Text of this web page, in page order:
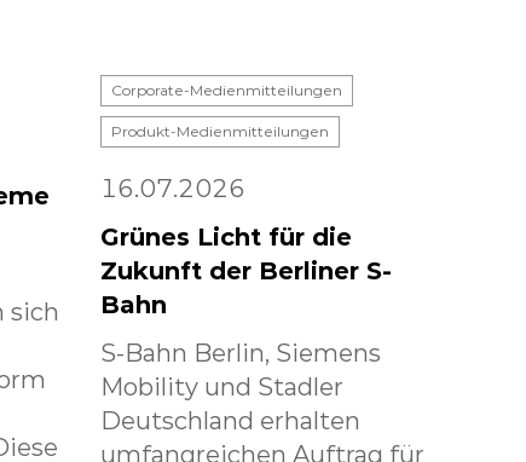
sich
Corporate-Medienmitteilungen
Produkt-Medienmitteilungen
16.07.2026
Grünes Licht für die
Zukunft der Berliner S-
Bahn
S-Bahn Berlin, Siemens
Mobility und Stadler
Deutschland erhalten
umfangreichen Auftrag für